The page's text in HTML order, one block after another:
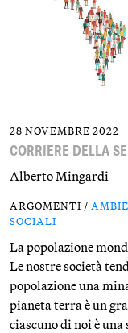
28 NOVEMBRE 2022
CORRIERE DELLA
Alberto Mingardi
ARGOMENTI /
SOCIALI
La popolazione
Le nostre società
popolazione una
pianeta terra è un
ciascuno di noi è